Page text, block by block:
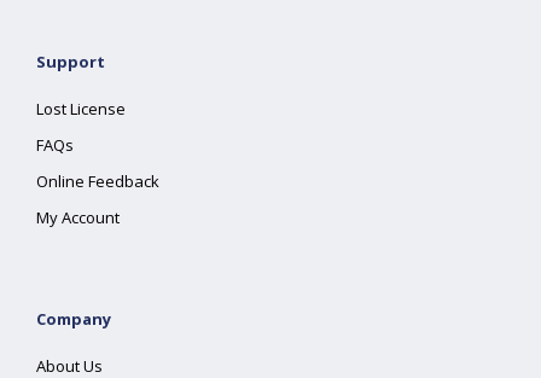
Support
Lost License
FAQs
Online Feedback
My Account
Company
About Us